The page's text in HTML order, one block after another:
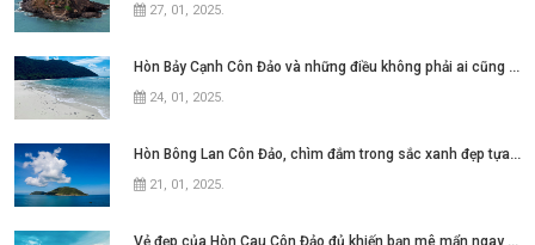
27, 01, 2025
Hòn Bảy Cạnh Côn Đảo và những điều không phải ai cũng biết
24, 01, 2025
Hòn Bông Lan Côn Đảo, chìm đắm trong sắc xanh đẹp tựa thiên đường
21, 01, 2025
Vẻ đẹp của Hòn Cau Côn Đảo đủ khiến bạn mê mẩn ngay từ lần đầu